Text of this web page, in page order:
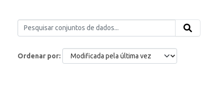
Ordenar por